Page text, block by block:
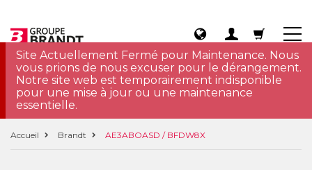
Site Actuellement Fermé pour Maintenance. Nous
vous prions de nous excuser pour le dérangement.
Notre site web est temporairement indisponible
pour une mise à jour ou une maintenance
essentielle.
Accueil Brandt AE3ABOASD / BFDW8X